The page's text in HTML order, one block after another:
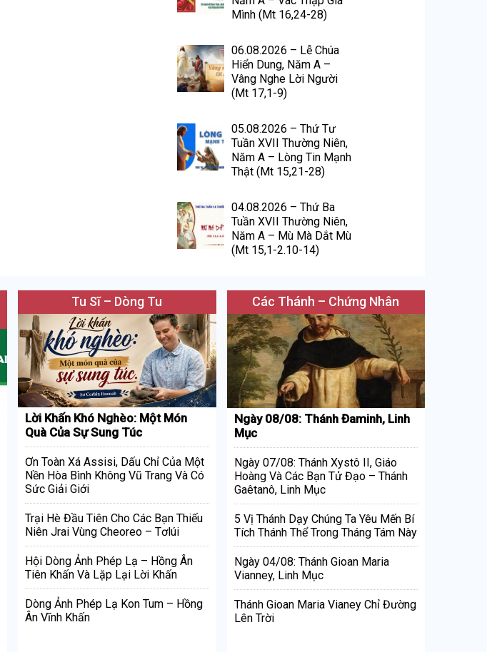
Mình (Mt 16,24-28)
06.08.2026 – Lễ Chúa
Hiển Dung, Năm A –
Vâng Nghe Lời Người
(Mt 17,1-9)
05.08.2026 – Thứ Tư
Tuần XVII Thường Niên,
Năm A – Lòng Tin Mạnh
Thật (Mt 15,21-28)
04.08.2026 – Thứ Ba
Tuần XVII Thường Niên,
Năm A – Mù Mà Dắt Mù
(Mt 15,1-2.10-14)
Tu Sĩ – Dòng Tu
Lời Khấn Khó Nghèo: Một Món
Quà Của Sự Sung Túc
Ơn Toàn Xá Assisi, Dấu Chỉ Của Một
Nền Hòa Bình Không Vũ Trang Và Có
Sức Giải Giới
Trại Hè Đầu Tiên Cho Các Bạn Thiếu
Niên Jrai Vùng Cheoreo – Tơlúi
Hội Dòng Ảnh Phép Lạ – Hồng Ân
Tiên Khấn Và Lặp Lại Lời Khấn
Dòng Ảnh Phép Lạ Kon Tum – Hồng
Ân Vĩnh Khấn
Các Thánh – Chứng Nhân
Ngày 08/08: Thánh Đaminh, Linh
Mục
Ngày 07/08: Thánh Xystô II, Giáo
Hoàng Và Các Bạn Tử Đạo – Thánh
Gaêtanô, Linh Mục
5 Vị Thánh Dạy Chúng Ta Yêu Mến Bí
Tích Thánh Thể Trong Tháng Tám Này
Ngày 04/08: Thánh Gioan Maria
Vianney, Linh Mục
Thánh Gioan Maria Vianey Chỉ Đường
Lên Trời